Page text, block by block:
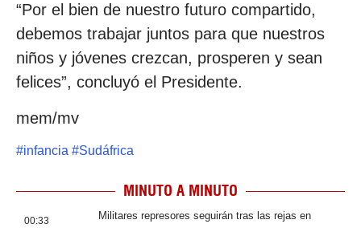
“Por el bien de nuestro futuro compartido,
debemos trabajar juntos para que nuestros
niños y jóvenes crezcan, prosperen y sean
felices”, concluyó el Presidente.
mem/mv
#infancia #Sudáfrica
MINUTO A MINUTO
00:33
Militares represores seguirán tras las rejas en